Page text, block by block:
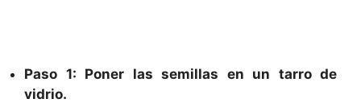
Paso 1: Poner las semillas en un tarro de
vidrio.